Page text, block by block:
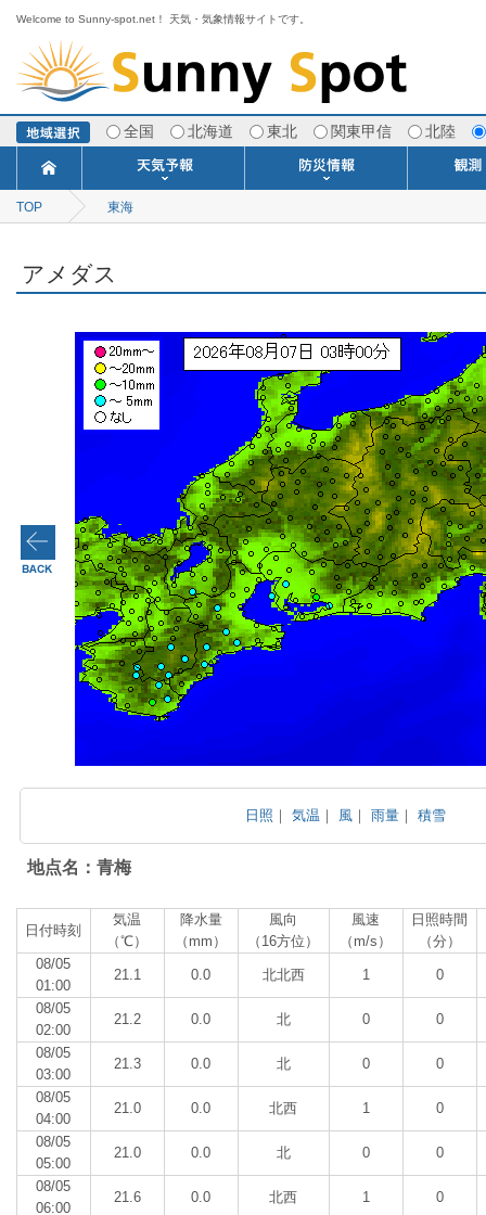
Welcome to Sunny-spot.net！ 天気・気象情報サイトです。
全国 北海道 東北 関東甲信 北陸
今日明日の天気
ポイント予報
週間天気予報
寒・暖候期予報
TOP 東海
アメダス
日照 ｜気温 ｜ 風 ｜雨量 ｜積雪
地点名：青梅
日付時刻
気温
（℃）
降水量
（mm）
風向
（16方位）
風速
（m/s）
日照時間
（分）
08/05
01:00
21.1 0.0 北北西 1 0
08/05
02:00
21.2 0.0 北 0 0
08/05
03:00
21.3 0.0 北 0 0
08/05
04:00
21.0 0.0 北西 1 0
08/05
05:00
21.0 0.0 北 0 0
08/05
06:00
21.6 0.0 北西 1 0